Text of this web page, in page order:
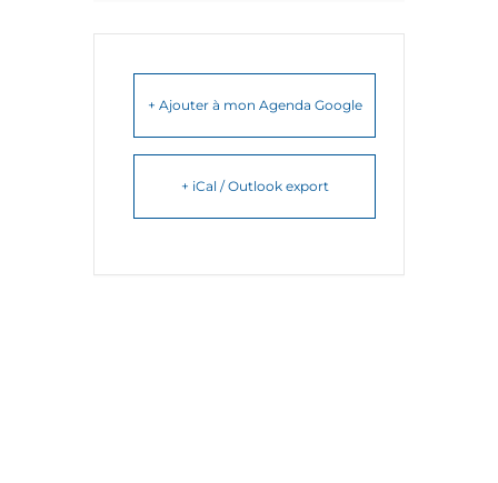
+ Ajouter à mon Agenda Google
+ iCal / Outlook export